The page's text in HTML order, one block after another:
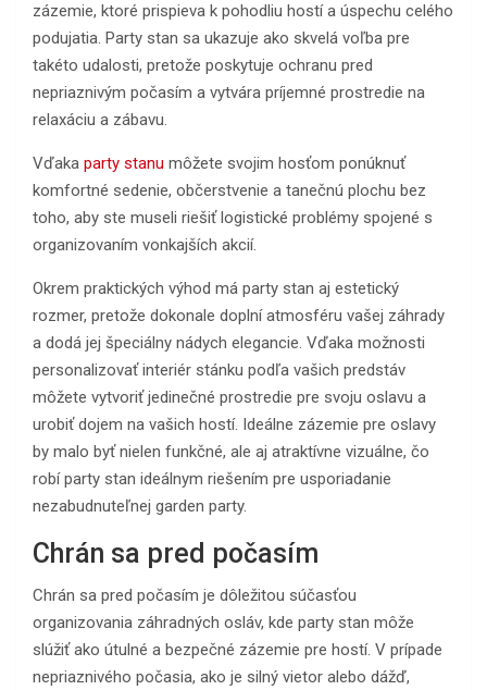
zázemie, ktoré prispieva k pohodliu hostí a úspechu celého
podujatia. Party stan sa ukazuje ako skvelá voľba pre
takéto udalosti, pretože poskytuje ochranu pred
nepriaznivým počasím a vytvára príjemné prostredie na
relaxáciu a zábavu.
Vďaka party stanu môžete svojim hosťom ponúknuť
komfortné sedenie, občerstvenie a tanečnú plochu bez
toho, aby ste museli riešiť logistické problémy spojené s
organizovaním vonkajších akcií.
Okrem praktických výhod má party stan aj estetický
rozmer, pretože dokonale doplní atmosféru vašej záhrady
a dodá jej špeciálny nádych elegancie. Vďaka možnosti
personalizovať interiér stánku podľa vašich predstáv
môžete vytvoriť jedinečné prostredie pre svoju oslavu a
urobiť dojem na vašich hostí. Ideálne zázemie pre oslavy
by malo byť nielen funkčné, ale aj atraktívne vizuálne, čo
robí party stan ideálnym riešením pre usporiadanie
nezabudnuteľnej garden party.
Chrán sa pred počasím
Chrán sa pred počasím je dôležitou súčasťou
organizovania záhradných osláv, kde party stan môže
slúžiť ako útulné a bezpečné zázemie pre hostí. V prípade
nepriaznivého počasia, ako je silný vietor alebo dážď,